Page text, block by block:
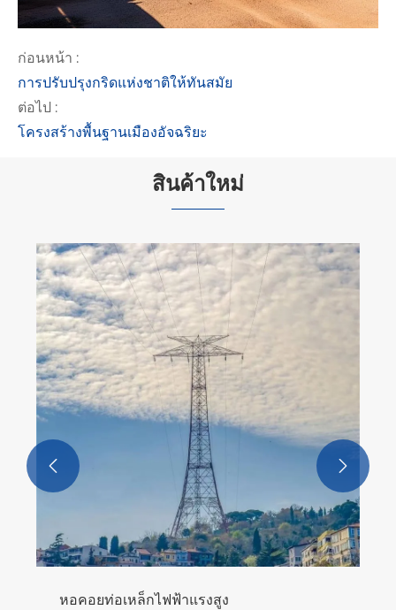
ก่อนหน้า :
การปรับปรุงกริดแห่งชาติให้ทันสมัย
ต่อไป :
โครงสร้างพื้นฐานเมืองอัจฉริยะ
สินค้าใหม่
หอคอยท่อเหล็กไฟฟ้าแรงสูง
 